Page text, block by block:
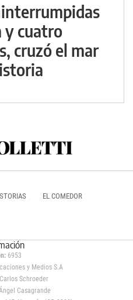
y cuatro
cruzó el mar
EL COMEDOR
6953
y Medios S.A
Schroeder
Casagrande